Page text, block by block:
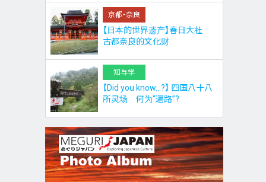
京都・奈良
【日本的世界遗产】春日大社
古都奈良的文化财
知与学
【Did you know…?】 四国八十八
所灵场 何为”遍路”?